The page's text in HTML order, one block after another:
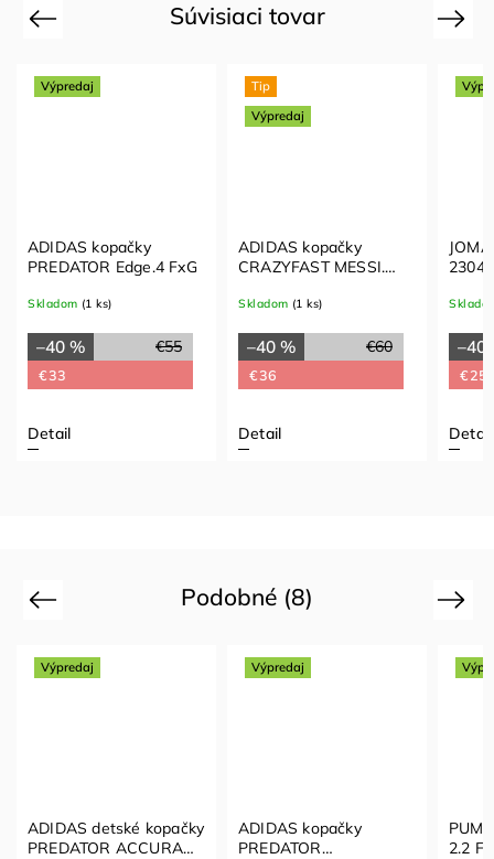
Súvisiaci tovar
Previous
Výpredaj
ADIDAS kopačky
PREDATOR Edge.4 FxG
Skladom (1 ks)
€55
–40 %
€33
Detail
Tip
Výpredaj
ADIDAS kopačky
CRAZYFAST MESSI.
Skladom (1 ks)
€60
–40 %
€36
Detail
2304
–40
Detail
Next
Podobné (8)
Previous
Výpredaj
ADIDAS detské kopačky
PREDATOR ACCURACY
Výpredaj
ADIDAS kopačky
PREDATOR
2.2
Next